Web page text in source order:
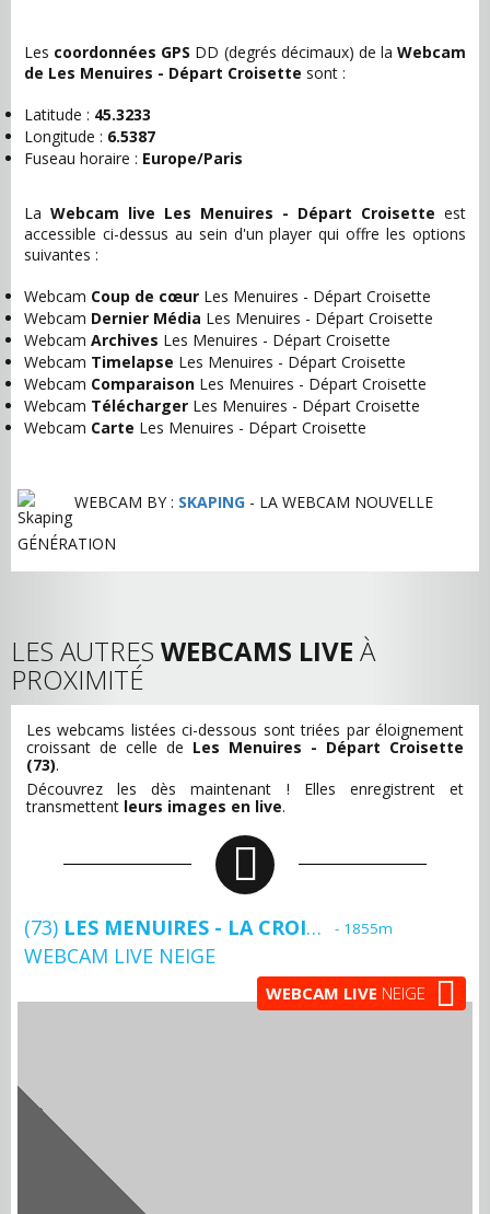
Les coordonnées GPS DD (degrés décimaux) de la Webcam
de Les Menuires - Départ Croisette sont :
Latitude : 45.3233
Longitude : 6.5387
Fuseau horaire : Europe/Paris
La Webcam live Les Menuires - Départ Croisette est
accessible ci-dessus au sein d'un player qui offre les options
suivantes :
Webcam Coup de cœur Les Menuires - Départ Croisette
Webcam Dernier Média Les Menuires - Départ Croisette
Webcam Archives Les Menuires - Départ Croisette
Webcam Timelapse Les Menuires - Départ Croisette
Webcam Comparaison Les Menuires - Départ Croisette
Webcam Télécharger Les Menuires - Départ Croisette
Webcam Carte Les Menuires - Départ Croisette
WEBCAM BY : SKAPING - LA WEBCAM NOUVELLE
GÉNÉRATION
LES AUTRES WEBCAMS LIVE À
PROXIMITÉ
Les webcams listées ci-dessous sont triées par éloignement
croissant de celle de Les Menuires - Départ Croisette
(73).
Découvrez les dès maintenant ! Elles enregistrent et
transmettent leurs images en live.
(73) LES MENUIRES - LA CROISETTE - 1855m
WEBCAM LIVE NEIGE
WEBCAM LIVE NEIGE